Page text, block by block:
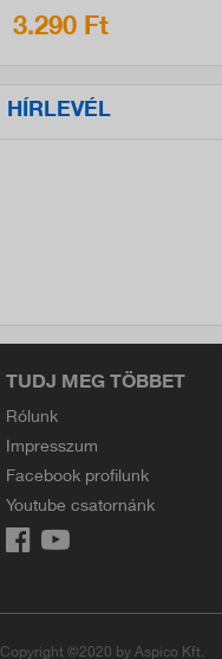
3.290 Ft
HÍRLEVÉL
TUDJ MEG TÖBBET
Rólunk
Impresszum
Facebook profilunk
Youtube csatornánk
Copyright ©2020 by Aspico Kft.